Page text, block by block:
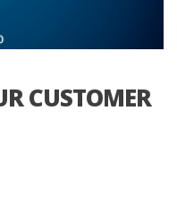
CUSTOMER